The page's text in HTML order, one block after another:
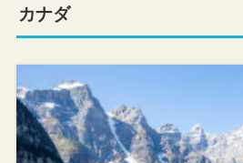
カナダ